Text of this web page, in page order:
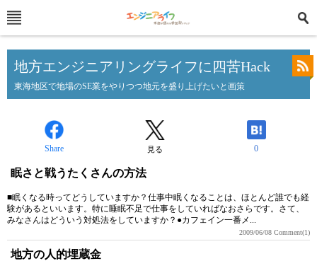
地方エンジニアリングライフに四苦Hack
東海地区で地場のSE業をやりつつ地元を盛り上げたいと画策
Share 見る 0
眠さと戦うたくさんの方法
■眠くなる時ってどうしていますか？仕事中眠くなることは、ほとんど誰でも経
験があるといいます。特に睡眠不足で仕事をしていればなおさらです。さて、
みなさんはどういう対処法をしていますか？●カフェイン一番メ...
2009/06/08 Comment(1)
地方の人的埋蔵金